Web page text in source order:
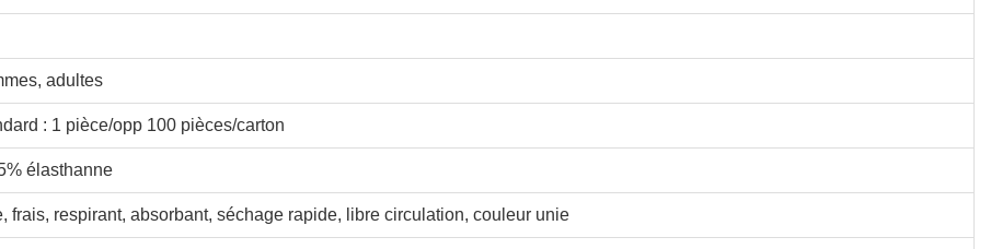
adultes
: 1 pièce/opp 100 pièces/carton
élasthanne
frais, respirant, absorbant, séchage rapide, libre circulation, couleur unie